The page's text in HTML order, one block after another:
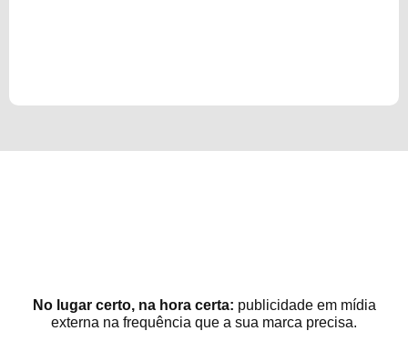
No lugar certo, na hora certa: publicidade em mídia
externa na frequência que a sua marca precisa.